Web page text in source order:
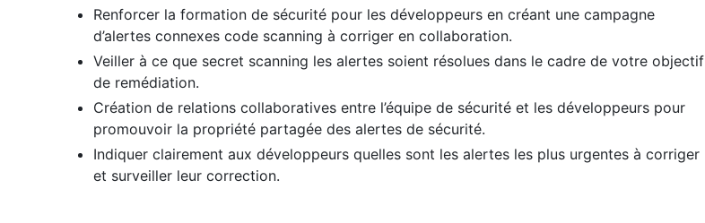
Renforcer la formation de sécurité pour les développeurs en créant une campagne
d’alertes connexes code scanning à corriger en collaboration.
Veiller à ce que secret scanning les alertes soient résolues dans le cadre de votre objectif
de remédiation.
Création de relations collaboratives entre l’équipe de sécurité et les développeurs pour
promouvoir la propriété partagée des alertes de sécurité.
Indiquer clairement aux développeurs quelles sont les alertes les plus urgentes à corriger
et surveiller leur correction.